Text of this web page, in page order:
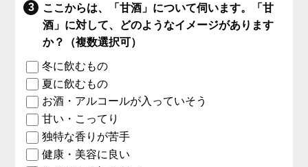
ここからは、「甘酒」について伺います。「甘
酒」に対して、どのようなイメージがあります
か？（複数選択可）
冬に飲むもの
夏に飲むもの
お酒・アルコールが入っていそう
甘い・こってり
独特な香りが苦手
健康・美容に良い